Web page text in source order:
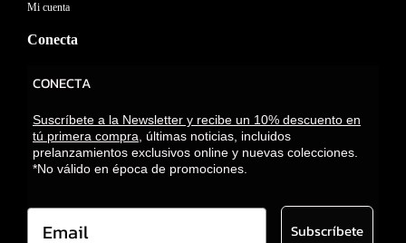
Mi cuenta
Conecta
CONECTA
Suscríbete a la Newsletter y recibe un 10% descuento en
tú primera compra,
últimas noticias, incluidos
prelanzamientos exclusivos online y nuevas colecciones.
*No válido en época de promociones.
Email Subscríbete